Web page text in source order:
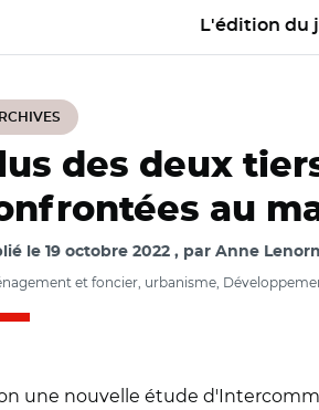
L'édition du
des deux
au
le 19 octobre 2022 par Anne
et foncier, urbanisme,
une nouvelle étude